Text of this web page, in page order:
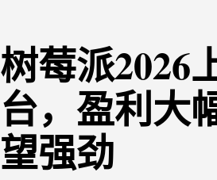
树莓派2026
台，盈利大
望强劲